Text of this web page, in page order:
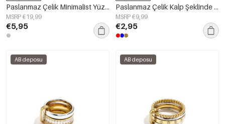
Paslanmaz Çelik Minimalist Yüzükler, Yuvarlak, Sade, Günlük, Basit Seri, Kadın Takıları
MSRP €19,99
€5,95
Paslanmaz Çelik Kalp Şeklinde Çivili Küpe, Sade Günlük Seri, Kadın Takıları
MSRP €9,99
€2,95
AB deposu AB deposu